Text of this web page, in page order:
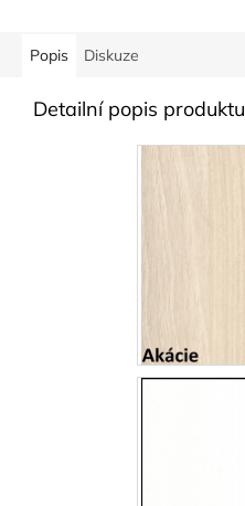
Popis Diskuze
Detailní popis produktu